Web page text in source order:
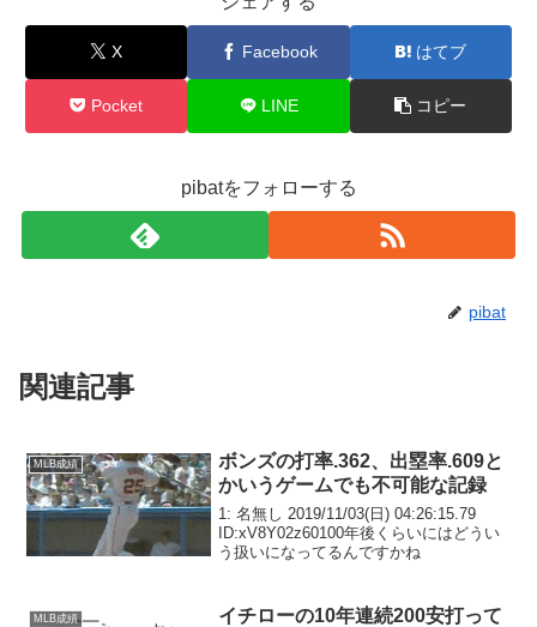
X Facebook はてブ
Pocket LINE コピー
pibatをフォローする
pibat
関連記事
MLB成績
ボンズの打率.362、出塁率.609と
かいうゲームでも不可能な記録
1: 名無し 2019/11/03(日) 04:26:15.79
ID:xV8Y02z60100年後くらいにはどうい
う扱いになってるんですかね
MLB成績
イチローの10年連続200安打って